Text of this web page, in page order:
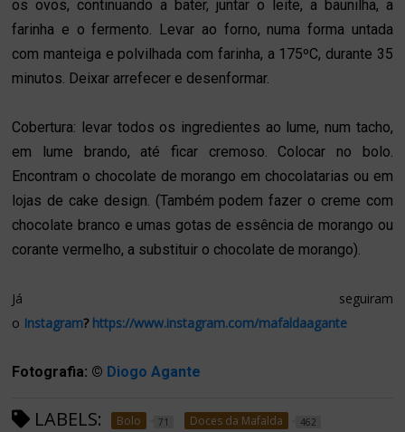
os ovos, continuando a bater, juntar o leite, a baunilha, a
farinha e o fermento. Levar ao forno, numa forma untada
com manteiga e polvilhada com farinha, a 175ºC, durante 35
minutos. Deixar arrefecer e desenformar.
Cobertura: levar todos os ingredientes ao lume, num tacho,
em lume brando, até ficar cremoso. Colocar no bolo.
Encontram o chocolate de morango em chocolatarias ou em
lojas de cake design. (Também podem fazer o creme com
chocolate branco e umas gotas de essência de morango ou
corante vermelho, a substituir o chocolate de morango).
Já seguiram
o Instagram? https://www.instagram.com/mafaldaagante
Fotografia: © Diogo Agante
LABELS: Bolo 71 Doces da Mafalda 462